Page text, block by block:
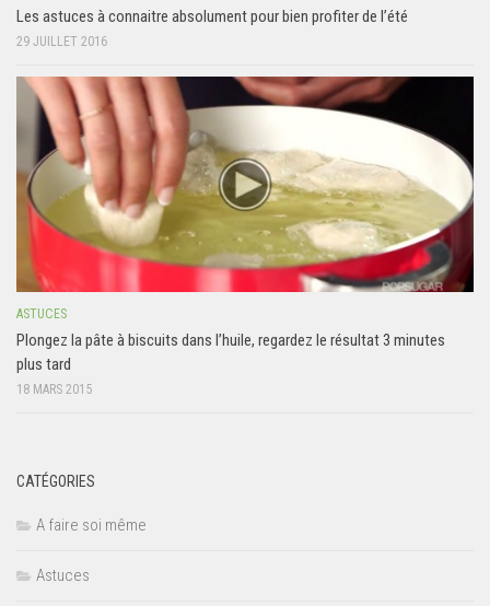
Les astuces à connaitre absolument pour bien profiter de l’été
29 JUILLET 2016
ASTUCES
Plongez la pâte à biscuits dans l’huile, regardez le résultat 3 minutes
plus tard
18 MARS 2015
CATÉGORIES
A faire soi même
Astuces